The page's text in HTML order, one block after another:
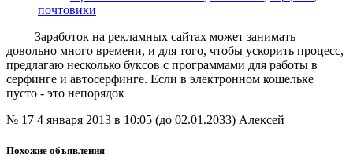
почтовики
Заработок на рекламных сайтах может занимать
довольно много времени, и для того, чтобы ускорить процесс,
предлагаю несколько буксов с программами для работы в
серфинге и автосерфинге. Если в электронном кошельке
пусто - это непорядок
№ 17 4 января 2013 в 10:05 (до 02.01.2033) Алексей
Похожие объявления